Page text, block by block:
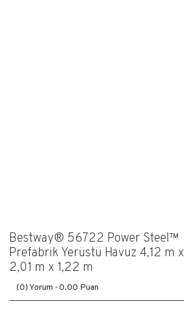
Bestway® 56722 Power Steel™
Prefabrik Yerüstü Havuz 4,12 m x
2,01 m x 1,22 m
(0) Yorum -0.00 Puan